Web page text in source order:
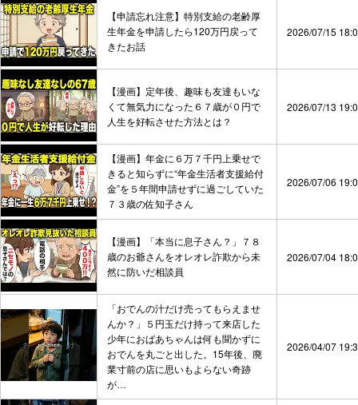
【申請忘れ注意】特別支給の老齢厚
生年金を申請したら120万円戻って
きたお話
2026/07/15
【漫画】定年後、趣味も友達もいな
くて無気力になった６７歳が０円で
人生を好転させた方法とは？
2026/07/13
【漫画】年金に６万７千円上乗せで
きると知らずに“年金生活者支援給付
金”を５年間申請せずに過ごしていた
７３歳の佐知子さん
2026/07/06
【漫画】「本当に息子さん？」７８
歳のお爺さんをオレオレ詐欺から未
然に防いだ相談員
2026/07/04
「おでんの汁だけ売ってもらえませ
んか？」５円玉だけ持って来店した
少年におばあちゃんは何も聞かずに
おでんを丸ごと出した。15年後、廃
業寸前の店に思いもよらない奇跡
が…
2026/04/07